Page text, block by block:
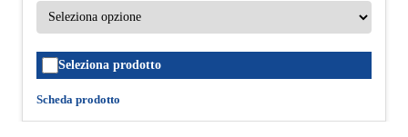
Seleziona prodotto
Scheda prodotto